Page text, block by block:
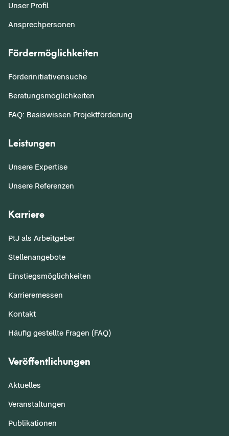
Unser Profil
Ansprechpersonen
Fördermöglichkeiten
Förderinitiativensuche
Beratungsmöglichkeiten
FAQ: Basiswissen Projektförderung
Leistungen
Unsere Expertise
Unsere Referenzen
Karriere
PtJ als Arbeitgeber
Stellenangebote
Einstiegsmöglichkeiten
Karrieremessen
Kontakt
Häufig gestellte Fragen (FAQ)
Veröffentlichungen
Aktuelles
Veranstaltungen
Publikationen